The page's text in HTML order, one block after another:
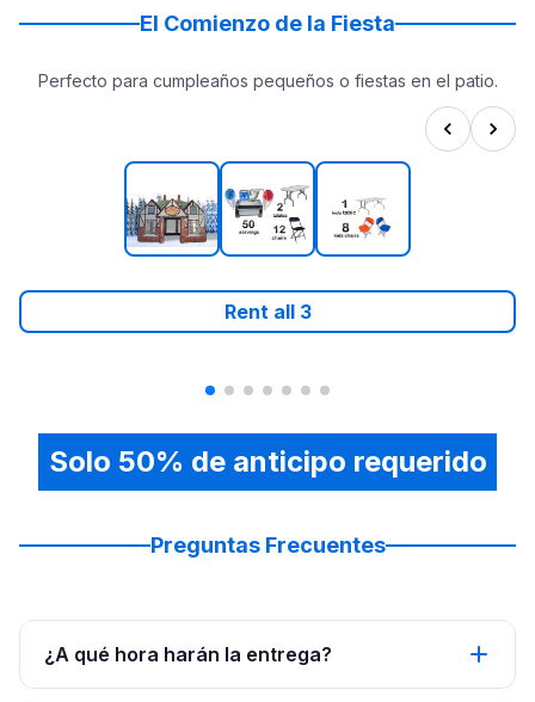
El Comienzo de la Fiesta
Perfecto para cumpleaños pequeños o fiestas en el patio.
Rent all 3
Solo 50% de anticipo requerido
Preguntas Frecuentes
¿A qué hora harán la entrega?